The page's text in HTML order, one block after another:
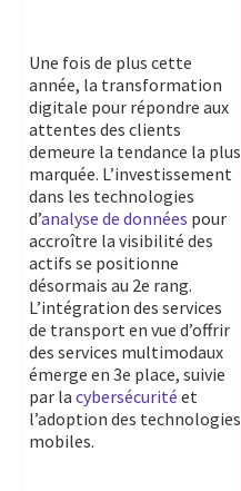
Une fois de plus cette
année, la transformation
digitale pour répondre aux
attentes des clients
demeure la tendance la plus
marquée. L’investissement
dans les technologies
d’analyse de données pour
accroître la visibilité des
actifs se positionne
désormais au 2e rang.
L’intégration des services
de transport en vue d’offrir
des services multimodaux
émerge en 3e place, suivie
par la cybersécurité et
l’adoption des technologies
mobiles.